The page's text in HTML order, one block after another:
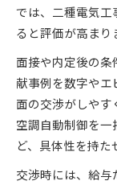
では、二種電気工
ると評価が高まり
面接や内定後の
献事例を数字や
面の交渉がしやす
空調自動制御を
ど、具体性を持た
交渉時には、給